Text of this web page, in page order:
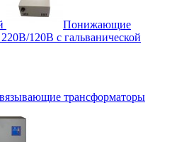
Понижающие
120В с гальванической
трансформаторы